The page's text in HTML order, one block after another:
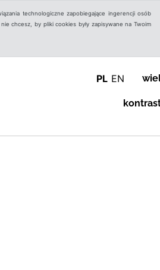
technologiczne zapobiegające ingerencji osób
chcesz, by pliki cookies były zapisywane na Twoim
PL EN